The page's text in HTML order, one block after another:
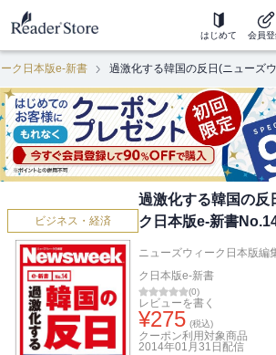
はじめて 会員
ク日本版e-新書 過激化する韓国の反日(ニューズ
ビジネス・経済
過激化する韓国の反
ク日本版e-新書
ニューズウィーク日本版編
ク日本版e-新書
(0)
レビューを書く
¥275 (税込)
クーポン利用対象商品
2014年01月31日 配信